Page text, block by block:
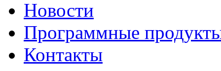
Новости
Программные
Контакты